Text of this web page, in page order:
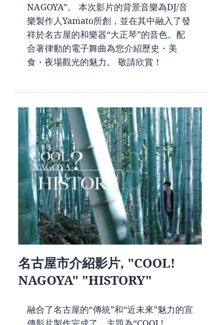
NAGOYA”。 本次影片的背景音樂為DJ/音
樂製作人Yamato所創，並在其中融入了發
祥於名古屋的和樂器“大正琴”的音色。配
合著律動的電子舞曲為您介紹歷史・美
食・夜場觀光的魅力。 敬請欣賞！
名古屋市介紹影片, "COOL!
NAGOYA" "HISTORY"
融合了名古屋的“傳統”和“近未來”魅力的宣